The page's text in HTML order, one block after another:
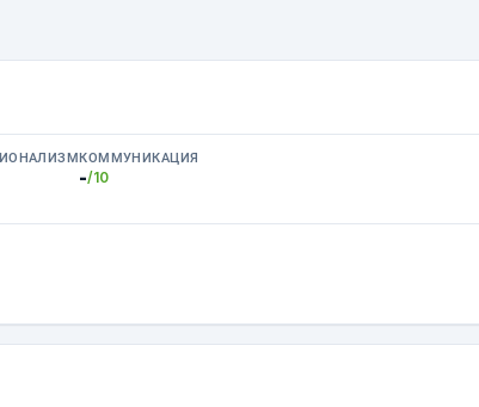
КОММУНИКАЦИЯ
-/10